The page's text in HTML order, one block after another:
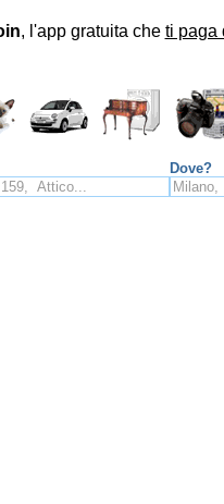
, l'app gratuita che ti paga
Dove?